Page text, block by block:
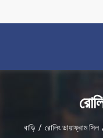
বাড়ি / রোলিং ডায়াফ্রাম সিল